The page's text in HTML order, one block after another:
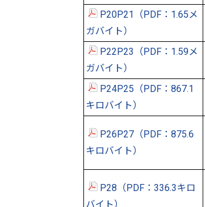
P20P21（PDF：1.65メ
ガバイト）
P22P23（PDF：1.59メ
ガバイト）
P24P25（PDF：867.1
キロバイト）
P26P27（PDF：875.6
キロバイト）
P28（PDF：336.3キロ
バイト）